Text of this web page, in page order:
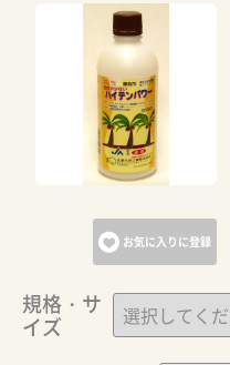
お気に入りに登録
規格・サ
イズ